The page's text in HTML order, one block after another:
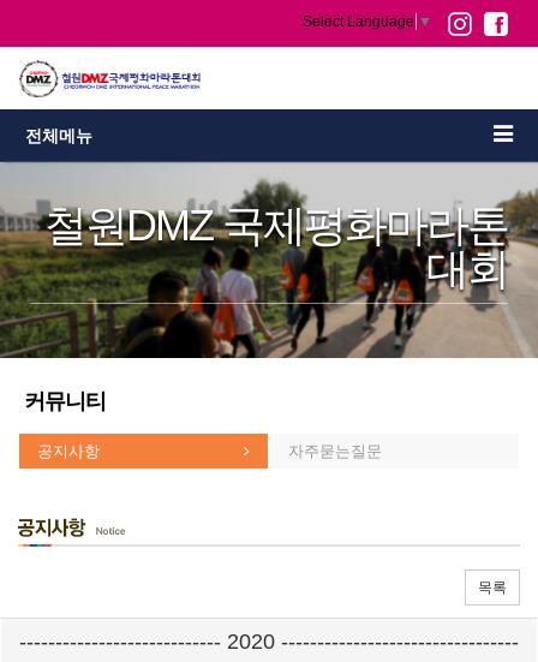
Select Language ▼
전체메뉴
철원DMZ 국제평화마라톤
대회
커뮤니티
공지사항 자주묻는질문
목록
---------------------------- 2020 ---------------------------------